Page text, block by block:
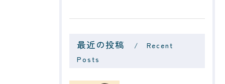
最近の投稿
Recent
Posts